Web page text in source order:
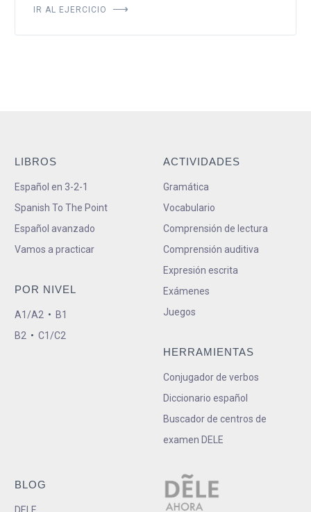
IR AL EJERCICIO
LIBROS
Español en 3-2-1
Spanish To The Point
Español avanzado
Vamos a practicar
POR NIVEL
A1/A2 • B1
B2 • C1/C2
ACTIVIDADES
Gramática
Vocabulario
Comprensión de lectura
Comprensión auditiva
Expresión escrita
Exámenes
Juegos
HERRAMIENTAS
Conjugador de verbos
Diccionario español
Buscador de centros de
examen DELE
BLOG